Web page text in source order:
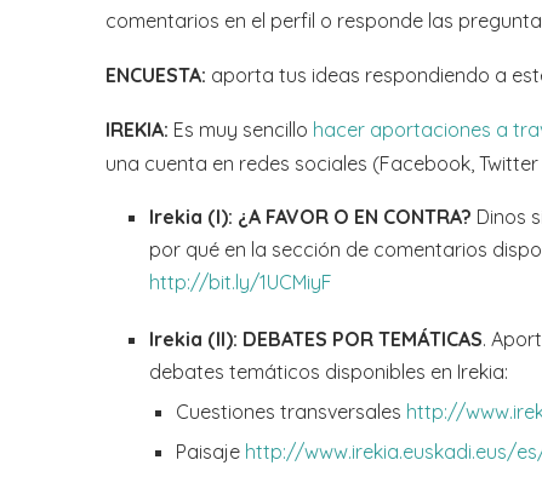
comentarios en el perfil o responde las
ENCUESTA: aporta tus ideas respondiendo a
IREKIA: Es muy sencillo hacer aportaciones a
una cuenta en redes sociales (Facebook,
Irekia (I): ¿A FAVOR O EN CONTRA? Dinos
por qué en la sección de comentarios
http://bit.ly/1UCMiyF
Irekia (II): DEBATES POR TEMÁTICAS.
debates temáticos disponibles en Irekia:
Cuestiones transversales http://
Paisaje http://www.irekia.euskadi.eus/